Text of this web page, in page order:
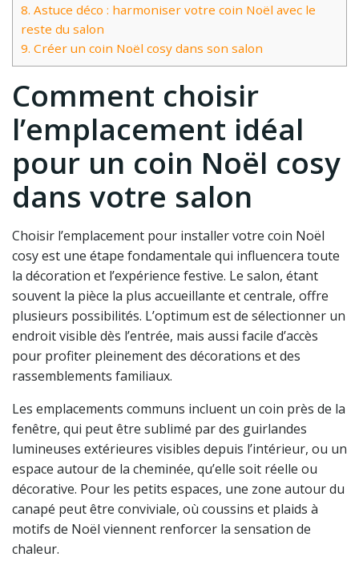
8. Astuce déco : harmoniser votre coin Noël avec le
reste du salon
9. Créer un coin Noël cosy dans son salon
Comment choisir
l’emplacement idéal
pour un coin Noël cosy
dans votre salon
Choisir l’emplacement pour installer votre coin Noël
cosy est une étape fondamentale qui influencera toute
la décoration et l’expérience festive. Le salon, étant
souvent la pièce la plus accueillante et centrale, offre
plusieurs possibilités. L’optimum est de sélectionner un
endroit visible dès l’entrée, mais aussi facile d’accès
pour profiter pleinement des décorations et des
rassemblements familiaux.
Les emplacements communs incluent un coin près de la
fenêtre, qui peut être sublimé par des guirlandes
lumineuses extérieures visibles depuis l’intérieur, ou un
espace autour de la cheminée, qu’elle soit réelle ou
décorative. Pour les petits espaces, une zone autour du
canapé peut être conviviale, où coussins et plaids à
motifs de Noël viennent renforcer la sensation de
chaleur.